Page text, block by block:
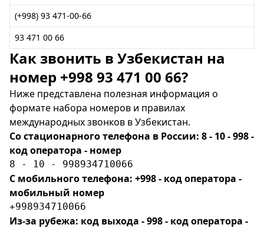
(+998) 93 471-00-66
93 471 00 66
Как звонить в Узбекистан на
номер +998 93 471 00 66?
Ниже представлена полезная информация о
формате набора номеров и правилах
международных звонков в Узбекистан.
Со стационарного телефона в России: 8 - 10 - 998 -
код оператора - номер
8 - 10 - 998934710066
С мобильного телефона: +998 - код оператора -
мобильный номер
+998934710066
Из-за рубежа: код выхода - 998 - код оператора -